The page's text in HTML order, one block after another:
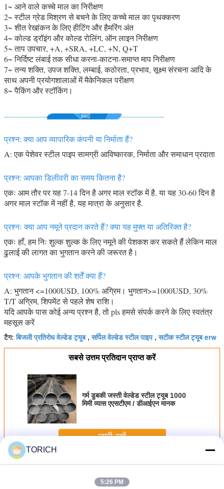
1~ आने वाले कच्चे माल का निरीक्षण
2~ स्टील ग्रेड मिश्रण से बचने के लिए कच्चे माल का पृथक्करण
3~ शीत रेखांकन के लिए हीटिंग और हैमरिंग अंत
4~ कोल्ड ड्रॉइंग और कोल्ड रोलिंग, ऑन लाइन निरीक्षण
5~ ताप उपचार, +A, +SRA, +LC, +N, Q+T
6~ निर्दिष्ट लंबाई तक सीधा करना-काटना-समाप्त माप निरीक्षण
7~ तन्य शक्ति, उपज शक्ति, लम्बाई, कठोरता, प्रभाव, सूक्ष्म संरचना आदि के
साथ अपनी प्रयोगशालाओं में मैकेनिकल परीक्षण
8~ पैकिंग और स्टॉकिंग।
प्रश्न: क्या आप व्यापारिक कंपनी या निर्माता हैं?
A: एक पेशेवर स्टील पाइप सामग्री आविष्कारक, निर्माता और समाधान प्रदाता
प्रश्न: आपका डिलीवरी का समय कितना है?
एकः आम तौर पर यह 7-14 दिन है अगर माल स्टॉक में है. या यह 30-60 दिन है
अगर माल स्टॉक में नहीं है, यह मात्रा के अनुसार है.
प्रश्नः क्या आप नमूने प्रदान करते हैं? क्या यह मुफ्त या अतिरिक्त है?
एकः हाँ, हम निः शुल्क शुल्क के लिए नमूने की पेशकश कर सकते हैं लेकिन माल
ढुलाई की लागत का भुगतान करने की जरूरत है।
प्रश्न: आपके भुगतान की शर्तें क्या हैं?
A: भुगतान <=1000USD, 100% अग्रिम। भुगतान>=1000USD, 30%
T/T अग्रिम, शिपमेंट से पहले शेष राशि।
यदि आपके पास कोई अन्य प्रश्न है, तो pls हमसे संपर्क करने के लिए स्वतंत्र
महसूस करें
टैग:बिजली प्रतिरोध वेल्डेड ट्यूब,सर्पिल वेल्डेड स्टील पाइप,सटीक स्टील ट्यूब erw
सबसे उत्तम प्रतिदान प्राप्त करें
गर्म डुबकी जस्ती वेल्डेड स्टील ट्यूब 1000
मिमी व्यास एएसटीएम / डीआईएन मानक
जारी रखें
अधिकवेल्डेड स्टील ट्यूब
TORICH
5:26 PM